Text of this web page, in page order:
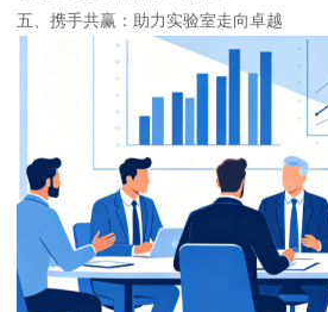
五、携手共赢：助力实验室走向卓越